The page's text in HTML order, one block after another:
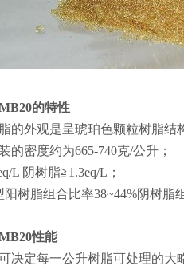
的特性
的外观是呈琥珀色颗粒树脂结
的密度约为665-740克/公升；
L 阴树脂≧1.3eq/L；
树脂组合比率38~44%阴树脂
性能
定每一公升树脂可处理的大